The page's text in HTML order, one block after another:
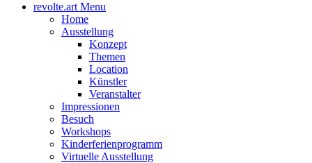
revolte.art Menu
Home
Ausstellung
Konzept
Themen
Location
Künstler
Veranstalter
Impressionen
Besuch
Workshops
Kinderferienprogramm
Virtuelle Ausstellung